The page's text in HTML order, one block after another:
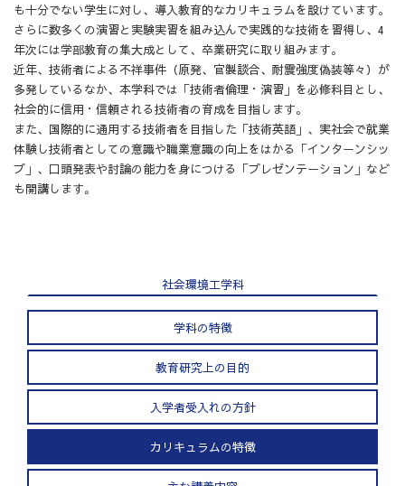
も十分でない学生に対し、導入教育的なカリキュラムを設けています。
さらに数多くの演習と実験実習を組み込んで実践的な技術を習得し、4
年次には学部教育の集大成として、卒業研究に取り組みます。
近年、技術者による不祥事件（原発、官製談合、耐震強度偽装等々）が
多発しているなか、本学科では「技術者倫理・演習」を必修科目とし、
社会的に信用・信頼される技術者の育成を目指します。
また、国際的に通用する技術者を目指した「技術英語」、実社会で就業
体験し技術者としての意識や職業意識の向上をはかる「インターンシッ
プ」、口頭発表や討論の能力を身につける「プレゼンテーション」など
も開講します。
社会環境工学科
学科の特徴
教育研究上の目的
入学者受入れの方針
カリキュラムの特徴